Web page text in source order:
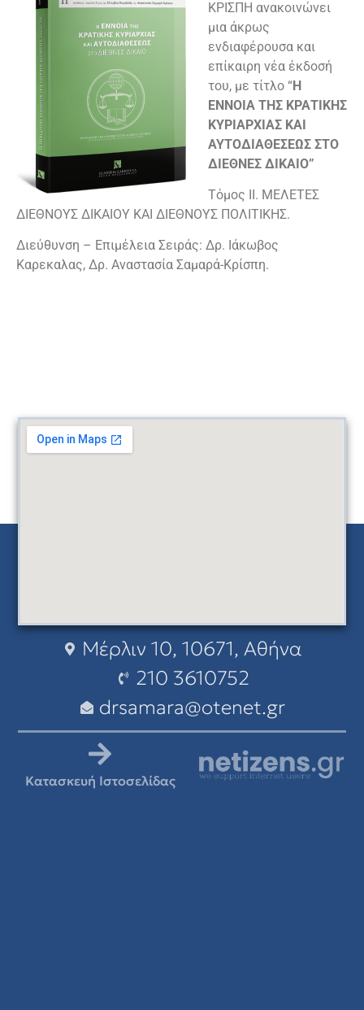
ΚΡΙΣΠΗ ανακοινώνει
μια άκρως
ενδιαφέρουσα και
επίκαιρη νέα έκδοσή
του, με τίτλο “Η
ΕΝΝΟΙΑ ΤΗΣ ΚΡΑΤΙΚΗΣ
ΚΥΡΙΑΡΧΙΑΣ ΚΑΙ
ΑΥΤΟΔΙΑΘΕΣΕΩΣ ΣΤΟ
ΔΙΕΘΝΕΣ ΔΙΚΑΙΟ”
Τόμος ΙΙ. ΜΕΛΕΤΕΣ
ΔΙΕΘΝΟΥΣ ΔΙΚΑΙΟΥ ΚΑΙ ΔΙΕΘΝΟΥΣ ΠΟΛΙΤΙΚΗΣ.
Διεύθυνση – Επιμέλεια Σειράς: Δρ. Ιάκωβος
Καρεκαλας, Δρ. Αναστασία Σαμαρά-Κρίσπη.
Μέρλιν 10, 10671, Αθήνα
210 3610752
drsamara@otenet.gr
Κατασκευή Ιστοσελίδας